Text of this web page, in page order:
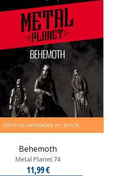
Últimas unidades en stock
Behemoth
Metal Planet 74
11,99 €